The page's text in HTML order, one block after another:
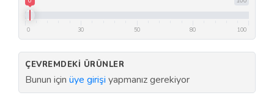
0 30 50 80 100
ÇEVREMDEKI ÜRÜNLER
Bunun için üye girişi yapmanız gerekiyor